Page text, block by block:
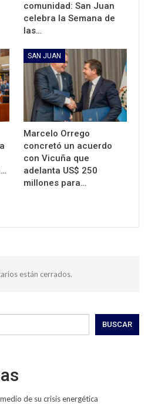
comunidad: San Juan
celebra la Semana de
las…
SAN JUAN
Marcelo Orrego
concretó un acuerdo
con Vicuña que
adelanta US$ 250
millones para…
están cerrados.
BUSCAR
de su crisis energética